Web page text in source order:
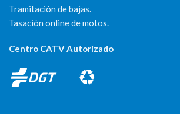
Tramitación de bajas.
Tasación online de motos.
Centro CATV Autorizado